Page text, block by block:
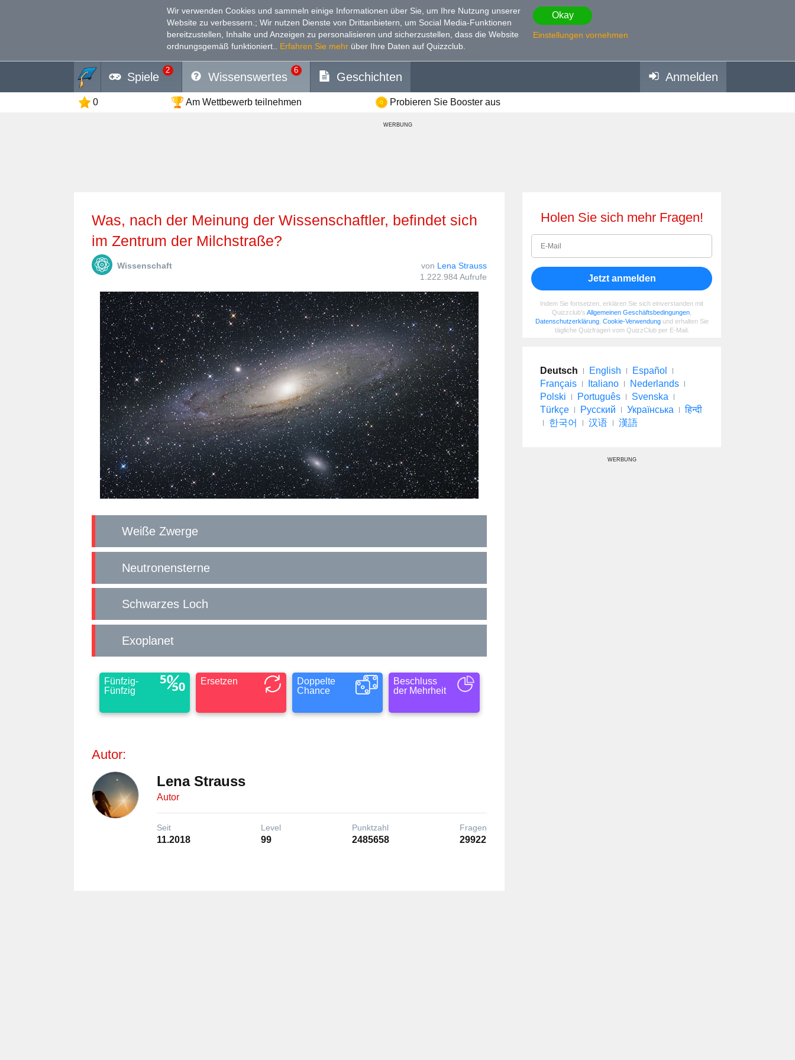
Wir verwenden Cookies und sammeln einige Informationen über Sie, um Ihre Nutzung unserer
Website zu verbessern. ; Wir nutzen Dienste von Drittanbietern, um Social Media-Funktionen
bereitzustellen, Inhalte und Anzeigen zu personalisieren und sicherzustellen, dass die Website
ordnungsgemäß funktioniert.
Erfahren Sie mehr über Ihre Daten auf Quizzclub.
Okay
Einstellungen vornehmen
Spiele
2
Wissenswertes
6
Geschichten Anmelden
0 Am Wettbewerb teilnehmen Probieren Sie Booster aus
WERBUNG
Was, nach der Meinung der Wissenschaftler, befindet sich
im Zentrum der Milchstraße?
Wissenschaft von Lena Strauss
1.222.984 Aufrufe
Weiße Zwerge
Neutronensterne
Schwarzes Loch
Exoplanet
Fünfzig-
Fünfzig
Ersetzen
Doppelte
Chance
Beschluss
der Mehrheit
Autor:
Lena Strauss
Autor
Seit
11.2018
Level
99
Punktzahl
2485658
Fragen
29922
Holen Sie sich mehr Fragen!
Jetzt anmelden
Indem Sie fortsetzen, erklären Sie sich einverstanden mit
Quizzclub's Allgemeinen Geschäftsbedingungen
Datenschutzerklärung, Cookie-Verwendungund erhalten Sie
tägliche Quizfragen vom QuizzClub per E-Mail.
Deutsch English
Español
Français
Italiano
Nederlands
Polski
Português
Svenska
Türkçe
Русский Українська
हिन्दी
한국어
汉语 漢語
WERBUNG